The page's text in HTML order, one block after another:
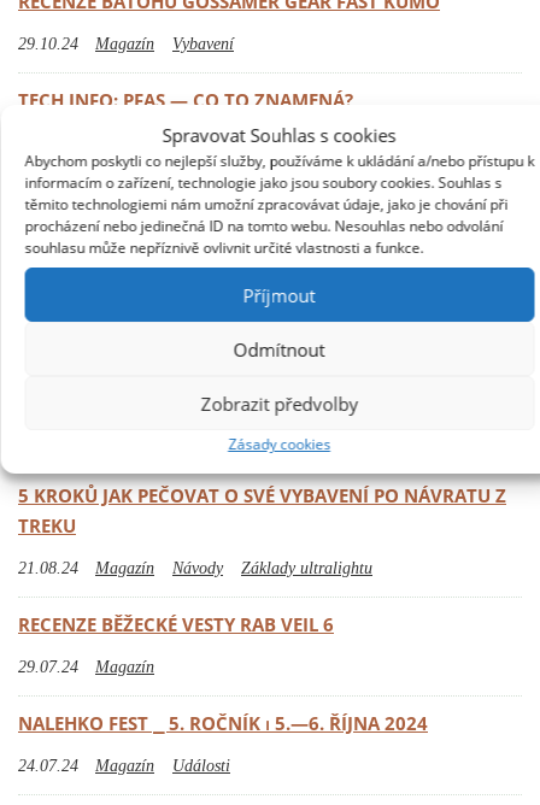
Spravovat Souhlas s cookies
Abychom poskytli co nejlepší služby, používáme k ukládání a/nebo přístupu k
informacím o zařízení, technologie jako jsou soubory cookies. Souhlas s
těmito technologiemi nám umožní zpracovávat údaje, jako je chování při
procházení nebo jedinečná ID na tomto webu. Nesouhlas nebo odvolání
souhlasu může nepříznivě ovlivnit určité vlastnosti a funkce.
Příjmout
Odmítnout
Zobrazit předvolby
Zásady cookies
29.10.24 Magazín Vybavení
TECH INFO: PFAS — CO TO ZNAMENÁ?
Nezařazené Základy ultralightu
PŘEDSTAVUJEME NOVÝ VIZUÁLNÍ STYL NALEHKO
30.09.24 Magazín
3 KROKY JAK VYBRAT IDEÁLNÍ KARIMATKU
Nezařazené
RECENZE STANU BIG AGNES COPPER SPUR HV UL 2
Redakční testy Vybavení
5 KROKŮ JAK PEČOVAT O SVÉ VYBAVENÍ PO NÁVRATU Z
TREKU
21.08.24 Magazín Návody Základy ultralightu
RECENZE BĚŽECKÉ VESTY RAB VEIL 6
29.07.24 Magazín
NALEHKO FEST ⎯ 5. ROČNÍK ⏐ 5.—6. ŘÍJNA 2024
24.07.24 Magazín Události